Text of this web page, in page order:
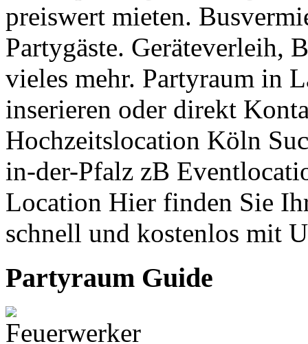
preiswert mieten.
Partygäste. Geräteverleih,
vieles mehr. Partyraum in
inserieren oder direkt
Hochzeitslocation Köln
in-der-Pfalz zB
Location Hier finden Sie
schnell und kostenlos mit
Partyraum Guide